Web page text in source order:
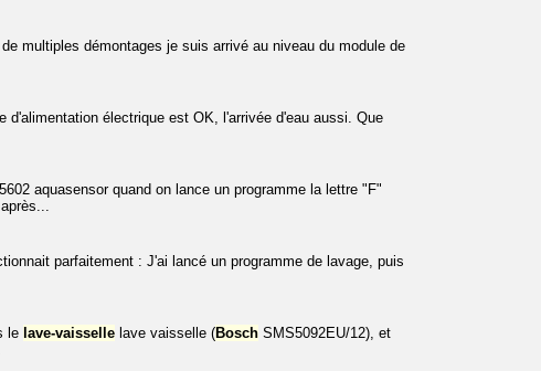
multiples démontages je suis arrivé au niveau du module de
d'alimentation électrique est OK, l'arrivée d'eau aussi. Que
aquasensor quand on lance un programme la lettre "F"
parfaitement : J'ai lancé un programme de lavage, puis
le lave-vaisselle lave vaisselle (Bosch SMS5092EU/12), et